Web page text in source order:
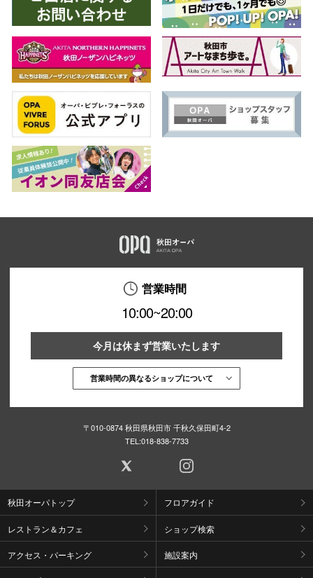
営業時間
10:00~20:00
今月は休まず営業いたします
営業時間の異なるショップについて
〒010-0874 秋田県秋田市 千秋久保田町4-2
TEL:018-838-7733
秋田オーパトップ フロアガイド
レストラン＆カフェ ショップ検索
アクセス・パーキング 施設案内